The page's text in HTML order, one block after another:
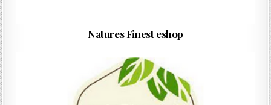
Natures Finest eshop